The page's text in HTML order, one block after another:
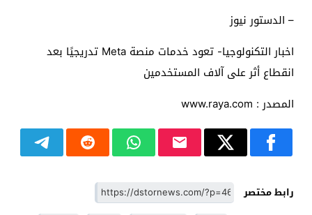
– الدستور نيوز
اخبار التكنولوجيا- تعود خدمات منصة Meta تدريجيًا بعد
انقطاع أثر على آلاف المستخدمين
المصدر : www.raya.com
رابط مختصر